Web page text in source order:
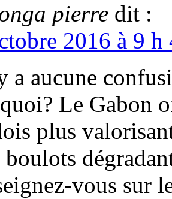
pierre dit :
2016 à 9
a aucune
Le Gabon
plus
vous sur